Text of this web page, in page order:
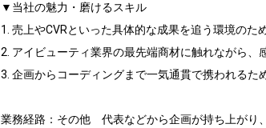
▼当社の魅力・磨けるスキル
1. 売上やCVRといった具体的な成果を追う環境のた
2. アイビューティ業界の最先端商材に触れながら、
3. 企画からコーディングまで一気通貫で携われるた
業務経路：その他　代表などから企画が持ち上がり